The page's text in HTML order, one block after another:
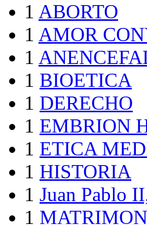
1 ABORTO
1 AMOR
1
1 BIOETICA
1 DERECHO
1 EMBRION
1 ETICA
1 HISTORIA
1 Juan Pablo
1